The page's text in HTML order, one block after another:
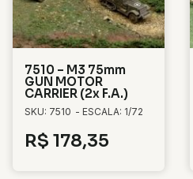
7510 – M3 75mm
GUN MOTOR
CARRIER (2x F.A.)
SKU: 7510 - ESCALA: 1/72
R$ 178,35